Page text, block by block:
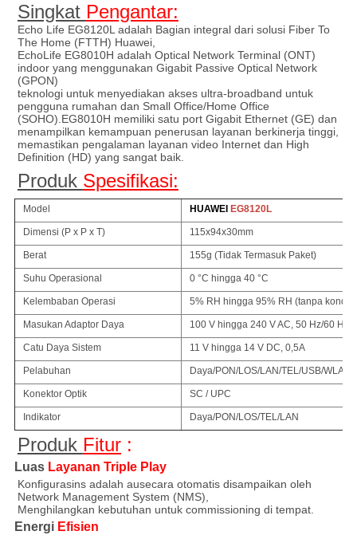
Singkat Pengantar:
Echo Life EG8120L adalah Bagian integral dari solusi Fiber To
The Home (FTTH) Huawei,
EchoLife EG8010H adalah Optical Network Terminal (ONT)
indoor yang menggunakan Gigabit Passive Optical Network
(GPON)
teknologi untuk menyediakan akses ultra-broadband untuk
pengguna rumahan dan Small Office/Home Office
(SOHO).EG8010H memiliki satu port Gigabit Ethernet (GE) dan
menampilkan kemampuan penerusan layanan berkinerja tinggi,
memastikan pengalaman layanan video Internet dan High
Definition (HD) yang sangat baik.
Produk Spesifikasi:
Model HUAWEI EG8120L
Dimensi (P x P x T) 115x94x30mm
Berat 155g (Tidak Termasuk Paket)
Suhu Operasional 0 °C hingga 40 °C
Kelembaban Operasi 5% RH hingga 95% RH (tanpa
Masukan Adaptor Daya 100 V hingga 240 V AC, 50 Hz/60 Hz
Catu Daya Sistem 11 V hingga 14 V DC, 0,5A
Pelabuhan Daya/PON/LOS/LAN/TEL/USB/WLAN/
Konektor Optik SC / UPC
Indikator Daya/PON/LOS/TEL/LAN
Produk Fitur:
Luas Layanan Triple Play
Konfigurasins adalah ausecara otomatis disampaikan oleh
Network Management System (NMS),
Menghilangkan kebutuhan untuk commissioning di tempat.
Energi Efisien